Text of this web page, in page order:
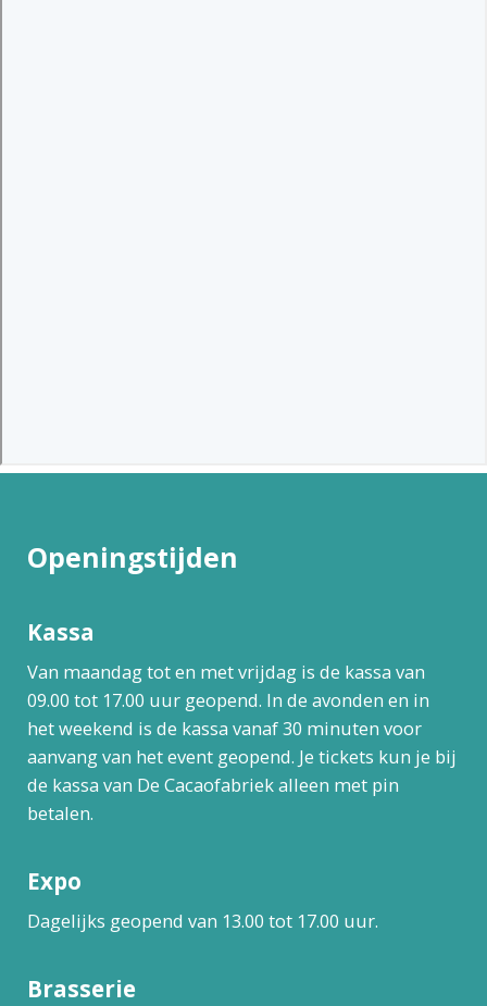
Openingstijden
Kassa
Van maandag tot en met vrijdag is de kassa van
09.00 tot 17.00 uur geopend. In de avonden en in
het weekend is de kassa vanaf 30 minuten voor
aanvang van het event geopend. Je tickets kun je bij
de kassa van De Cacaofabriek alleen met pin
betalen.
Expo
Dagelijks geopend van 13.00 tot 17.00 uur.
Brasserie